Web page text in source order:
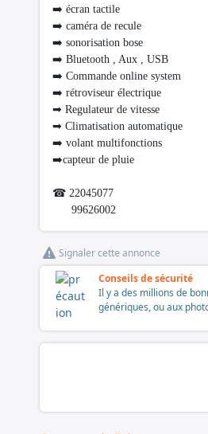
➡️ écran tactile
➡️ caméra de recule
➡️ sonorisation bose
➡️ Bluetooth , Aux , USB
➡️ Commande online system
➡️ rétroviseur électrique
➡ Regulateur de vitesse
➡ Climatisation automatique
➡️ volant multifonctions
➡️capteur de pluie
☎ 22045077
99626002
Signaler cette annonce
Conseils de sécurité
Il y a des millions de
génériques, ou aux